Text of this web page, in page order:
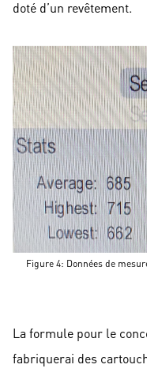
doté d’un revêtement.
Figure 4: Données de
La formule pour le
fabriquerai des